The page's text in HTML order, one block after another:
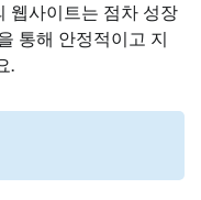
웹사이트는 점차 성장
통해 안정적이고 지
.